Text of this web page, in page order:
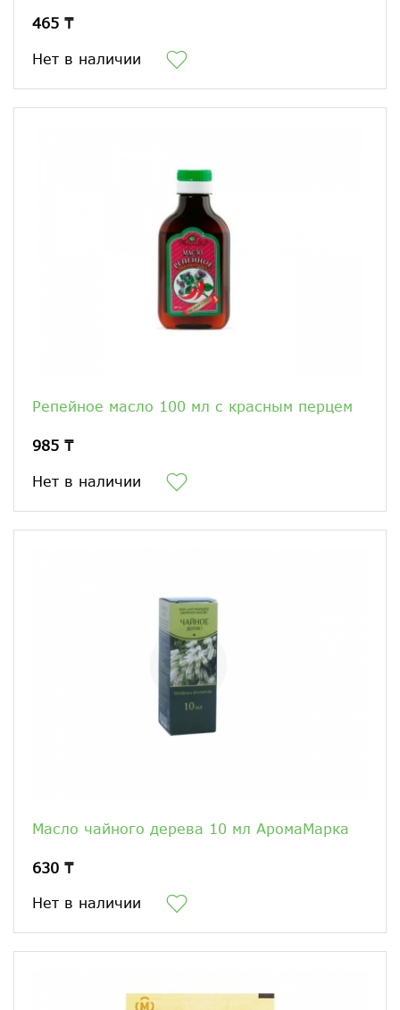
465 ₸
Нет в наличии
Репейное масло 100 мл с красным перцем
985 ₸
Нет в наличии
Масло чайного дерева 10 мл АромаМарка
630 ₸
Нет в наличии